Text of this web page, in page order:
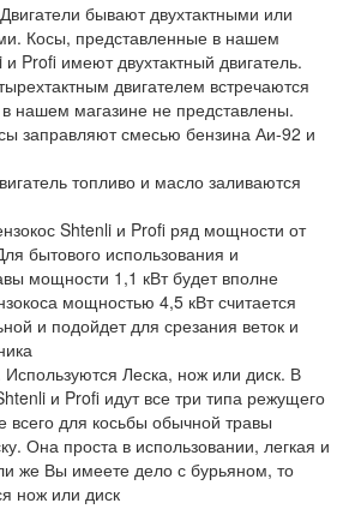
бывают двухтактными или
Косы, представленные в нашем
и Profi имеют двухтактный двигатель.
двигателем встречаются
нашем магазине не представлены.
заправляют смесью бензина Аи-92 и
топливо и масло заливаются
Shtenli и Profi ряд мощности от
бытового использования и
мощности 1,1 кВт будет вполне
мощностью 4,5 кВт считается
и подойдет для срезания веток и
Леска, нож или диск. В
и Profi идут все три типа режущего
для косьбы обычной травы
Она проста в использовании, легкая и
же Вы имеете дело с бурьяном, то
нож или диск